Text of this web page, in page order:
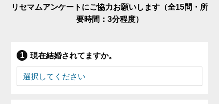
リセマムアンケートにご協力お願いします（全15問・所
要時間：3分程度）
現在結婚されてますか。